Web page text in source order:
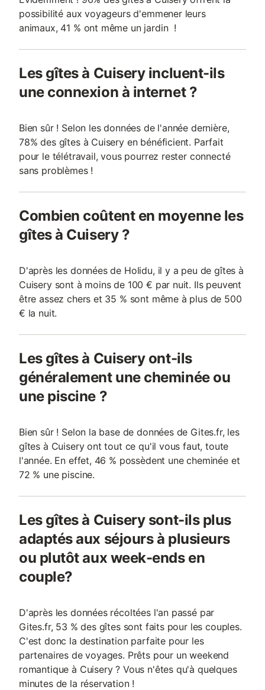
possibilité aux voyageurs d'emmener leurs
animaux, 41 % ont même un jardin !
Les gîtes à Cuisery incluent-ils
une connexion à internet ?
Bien sûr ! Selon les données de l'année dernière,
78% des gîtes à Cuisery en bénéficient. Parfait
pour le télétravail, vous pourrez rester connecté
sans problèmes !
Combien coûtent en moyenne les
gîtes à Cuisery ?
D'après les données de Holidu, il y a peu de gîtes à
Cuisery sont à moins de 100 € par nuit. Ils peuvent
être assez chers et 35 % sont même à plus de 500
€ la nuit.
Les gîtes à Cuisery ont-ils
généralement une cheminée ou
une piscine ?
Bien sûr ! Selon la base de données de Gites.fr, les
gîtes à Cuisery ont tout ce qu'il vous faut, toute
l'année. En effet, 46 % possèdent une cheminée et
72 % une piscine.
Les gîtes à Cuisery sont-ils plus
adaptés aux séjours à plusieurs
ou plutôt aux week-ends en
couple?
D'après les données récoltées l'an passé par
Gites.fr, 53 % des gîtes sont faits pour les couples.
C'est donc la destination parfaite pour les
partenaires de voyages. Prêts pour un weekend
romantique à Cuisery ? Vous n'êtes qu'à quelques
minutes de la réservation !